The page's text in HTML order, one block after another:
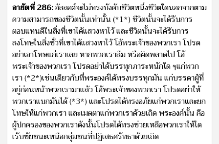
อายัตที่ 286:อัลลอฮ์จะไม่ทรงบังคับชีวิตหนึ่งชีวิตใดนอกจากตาม
ความสามารถของชีวิตนั้นเท่านั้น (*1*) ชีวิตนั้นจะได้รับการ
ตอบแทนดีในสิ่งที่เขาได้แสวงหาไว้ และชีวิตนั้นจะได้รับการ
ลงโทษในสิ่งชั่วที่เขาได้แสวงหาไว้ โอ้พระเจ้าของพวกเรา โปรด
อย่าเอาโทษแก่เราเลย หากพวกเราลืม หรือผิดพลาดไป โอ้
พระเจ้าของพวกเรา โปรดอย่าได้บรรทุกภาระหนักใด ๆแก่พวก
เรา (*2*)เช่นเดียวกับที่พระองค์ได้ทรงบรรทุกมัน แก่บรรดาผู้ที่
อยู่ก่อนหน้าพวกเรามาแล้ว โอ้พระเจ้าของพวกเรา โปรดอย่าให้
พวกเราแบกมันได้ (*3*) และโปรดได้ทรงอภัยแก่พวกเราและยก
โทษให้แก่พวกเรา และเมตตาแก่พวกเราด้วยเถิด พระองค์นั้น คือ
ผู้ปกครองของพวกเราดังนั้นโปรดได้ทรงช่วยเหลือพวกเราให้ได
เรับชัยชนะเหนือกลุ่มชนที่ปฏิเสธศรัทธาด้วยเถิด